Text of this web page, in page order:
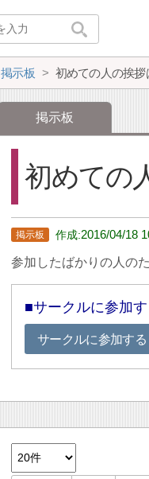
掲示板 初めての人の挨拶
掲示板
初めての
2016/04/18
参加したばかりの人の
サークルに参加
サークルに参加する